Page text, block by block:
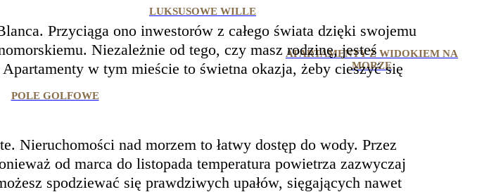
LUKSUSOWE WILLE
APARTAMENTY Z WIDOKIEM NA
MORZE
POLE GOLFOWE
Przyciąga ono inwestorów z całego świata dzięki swojemu
Niezależnie od tego, czy masz rodzinę, jesteś
w tym mieście to świetna okazja, żeby cieszyć się
Nieruchomości nad morzem to łatwy dostęp do wody. Przez
od marca do listopada temperatura powietrza zazwyczaj
spodziewać się prawdziwych upałów, sięgających nawet